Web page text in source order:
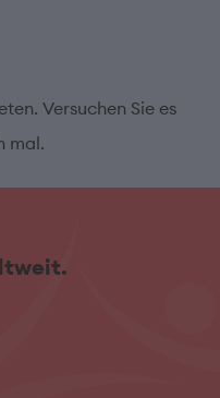
Versuchen Sie es
mal.